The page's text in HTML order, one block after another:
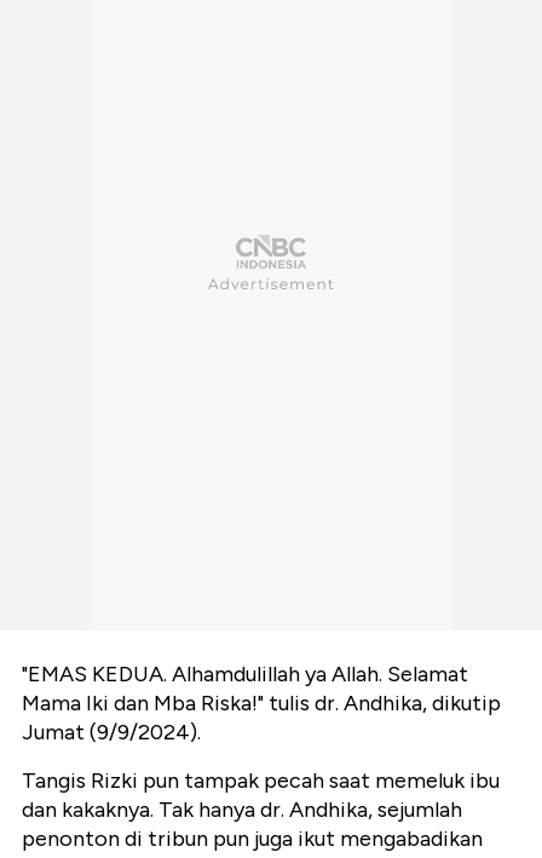
"EMAS KEDUA. Alhamdulillah ya Allah. Selamat
Mama Iki dan Mba Riska!" tulis dr. Andhika, dikutip
Jumat (9/9/2024).
Tangis Rizki pun tampak pecah saat memeluk ibu
dan kakaknya. Tak hanya dr. Andhika, sejumlah
penonton di tribun pun juga ikut mengabadikan